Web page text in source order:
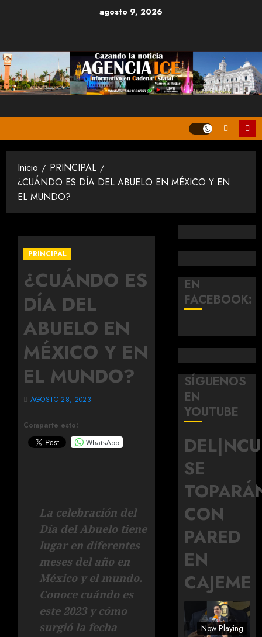
agosto 9, 2026
Inicio
PRINCIPAL
¿CUÁNDO ES DÍA DEL ABUELO EN MÉXICO Y EN
EL MUNDO?
PRINCIPAL
¿CUÁNDO ES
DÍA DEL
ABUELO EN
MÉXICO Y EN
EL MUNDO?
Comparte esto:
WhatsApp
AGOSTO 28, 2023
La celebración del
Día del Abuelo tiene
lugar en diferentes
meses del año en
México y el mundo.
Conoce cuándo es
este 2023 y cómo
surgió la fecha
EN
FACEBOOK:
SÍGUENOS
EN
YOUTUBE
SE
CON
PARED
EN
CAJEME
Now Playing